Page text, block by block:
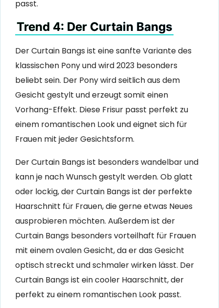
passt.
Trend 4: Der Curtain Bangs
Der Curtain Bangs ist eine sanfte Variante des
klassischen Pony und wird 2023 besonders
beliebt sein. Der Pony wird seitlich aus dem
Gesicht gestylt und erzeugt somit einen
Vorhang-Effekt. Diese Frisur passt perfekt zu
einem romantischen Look und eignet sich für
Frauen mit jeder Gesichtsform.
Der Curtain Bangs ist besonders wandelbar und
kann je nach Wunsch gestylt werden. Ob glatt
oder lockig, der Curtain Bangs ist der perfekte
Haarschnitt für Frauen, die gerne etwas Neues
ausprobieren möchten. Außerdem ist der
Curtain Bangs besonders vorteilhaft für Frauen
mit einem ovalen Gesicht, da er das Gesicht
optisch streckt und schmaler wirken lässt. Der
Curtain Bangs ist ein cooler Haarschnitt, der
perfekt zu einem romantischen Look passt.